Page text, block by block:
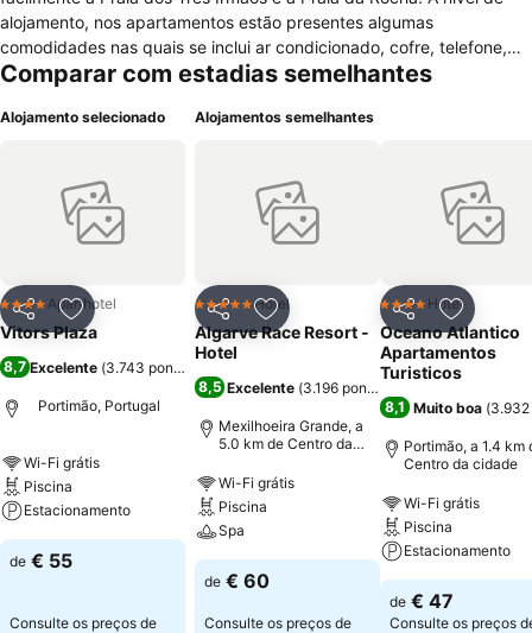
alojamento, nos apartamentos estão presentes algumas
comodidades nas quais se inclui ar condicionado, cofre, telefone,
comodidades de engomadoria, rádio, televisão por satélite, casa de
ondas e utensílios de cozinha. Os hóspedes poderão usufruir de
lavandaria, recepção 24 horas, possibilidade de aluguer de
bicicletas e de carros, serviços de câmbios, cofre e sala para
bagagem. Para os momentos de lazer o hotel dispõe de piscina
instalações recreativas e instalações para crianças.
Comparar com estadias semelhantes
Alojamento selecionado
PartilharAdicionar aos favoritos
4 EstrelasAparthotel
Vitors Plaza
8,7 Excelente (3.743 pontuações
Portimão, Portugal
Wi-Fi grátis
Piscina
Estacionamento
de € 55
Consulte os preços de
Alojamentos semelhantes
PartilharAdicionar aos favoritos
5 EstrelasHotel
Algarve Race Resort -
Hotel
8,5 Excelente (3.196 pontuações
Mexilhoeira Grande, a
5.0 km de Centro da
Wi-Fi grátis
Piscina
Spa
de € 60
Consulte os preços de
Partilhar
4 EstrelasHotel
Oceano Atlantico
Apartamentos
Turisticos
8,1 Muito boa (3.932
Portimão, a 1.4 km
Centro da cidade
Wi-Fi grátis
Piscina
Estacionamento
de € 47
Consulte os preços